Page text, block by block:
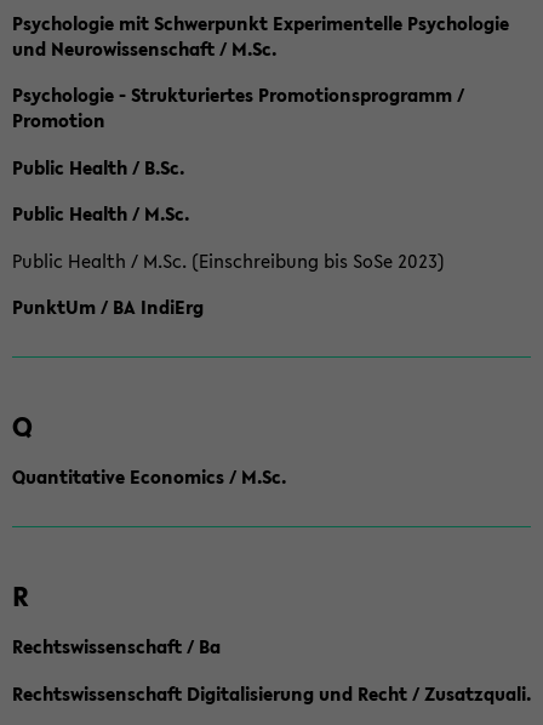
Psychologie mit Schwerpunkt Experimentelle Psychologie
und Neurowissenschaft / M.Sc.
Psychologie - Strukturiertes Promotionsprogramm /
Promotion
Public Health / B.Sc.
Public Health / M.Sc.
Public Health / M.Sc. (Einschreibung bis SoSe 2023)
PunktUm / BA IndiErg
Q
Quantitative Economics / M.Sc.
R
Rechtswissenschaft / Ba
Rechtswissenschaft Digitalisierung und Recht / Zusatzquali.